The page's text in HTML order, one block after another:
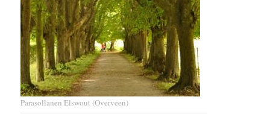
Parasollanen Elswout (Overveen)